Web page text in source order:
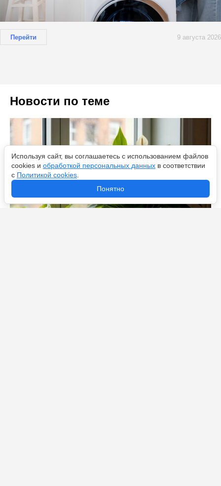
Новости по теме
Перейти 9 августа 2026
Используя сайт, вы соглашаетесь с использованием файлов
cookies и обработкой персональных данных в соответствии
с Политикой cookies
Понятно